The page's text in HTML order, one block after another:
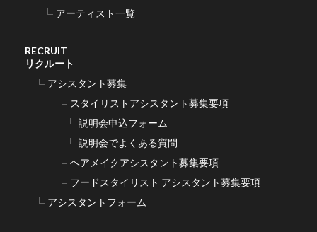
アーティスト一覧
RECRUIT
リクルート
アシスタント募集
スタイリストアシスタント募集要項
説明会申込フォーム
説明会でよくある質問
ヘアメイクアシスタント募集要項
フードスタイリスト アシスタント募集要項
アシスタントフォーム